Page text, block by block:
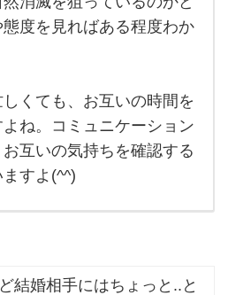
度を見ればある程度わか
くても、お互いの時間を
ね。コミュニケーション
互いの気持ちを確認する
すよ(^^)
結婚相手にはちょっと..と